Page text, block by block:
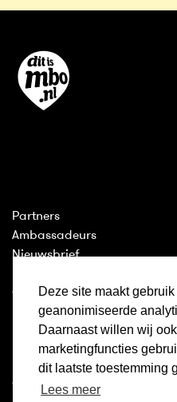
Deze site maakt
geanonimiseerde
Daarnaast willen wij
marketingfuncties
dit laatste toestemming
Lees meer
Partners
Ambassadeurs
Nieuwsbrief
Colofon
Ditismbo.nl is ook te volgen
op: